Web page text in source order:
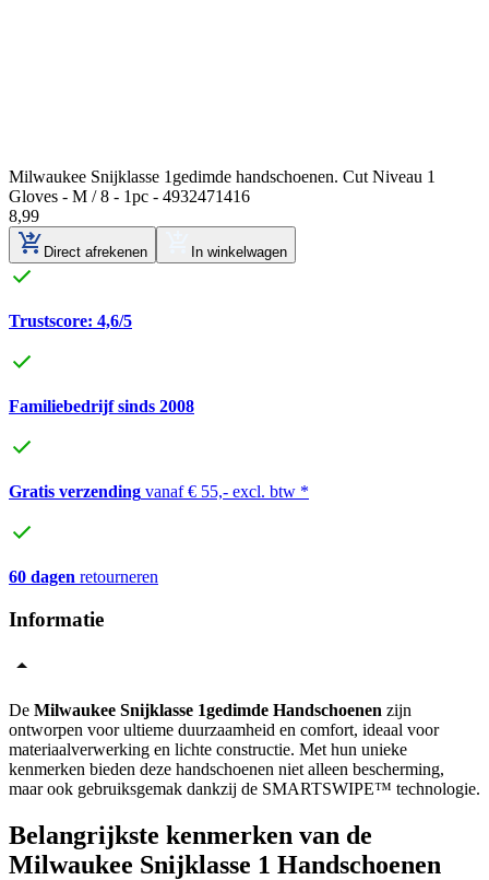
Milwaukee Snijklasse 1gedimde handschoenen. Cut Niveau 1
Gloves - M / 8 - 1pc - 4932471416
8,99
Direct afrekenen In winkelwagen
Trustscore: 4,6/5
Familiebedrijf sinds 2008
Gratis verzending vanaf € 55,- excl. btw *
60 dagen retourneren
Informatie
De Milwaukee Snijklasse 1gedimde Handschoenen zijn
ontworpen voor ultieme duurzaamheid en comfort, ideaal voor
materiaalverwerking en lichte constructie. Met hun unieke
kenmerken bieden deze handschoenen niet alleen bescherming,
maar ook gebruiksgemak dankzij de SMARTSWIPE™ technologie.
Belangrijkste kenmerken van de
Milwaukee Snijklasse 1 Handschoenen